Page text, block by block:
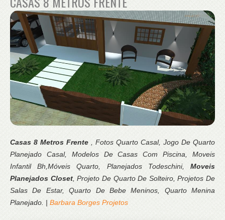
Casas 8 Metros Frente , Fotos Quarto Casal, Jogo De Quarto
Planejado Casal, Modelos De Casas Com Piscina, Moveis
Infantil Bh,Móveis Quarto, Planejados Todeschini, Moveis
Planejados Closet, Projeto De Quarto De Solteiro, Projetos De
Salas De Estar, Quarto De Bebe Meninos, Quarto Menina
Planejado. | Barbara Borges Projetos